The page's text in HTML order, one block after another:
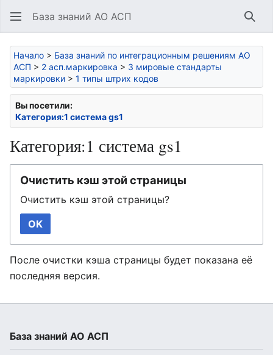
База знаний АО АСП
Начало > База знаний по интеграционным решениям АО
АСП > 2 асп.маркировка > 3 мировые стандарты
маркировки > 1 типы штрих кодов
Вы посетили:
Категория:1 система gs1
Категория:1 система gs1
Очистить кэш этой страницы
Очистить кэш этой страницы?
OK
После очистки кэша страницы будет показана её
последняя версия.
База знаний АО АСП